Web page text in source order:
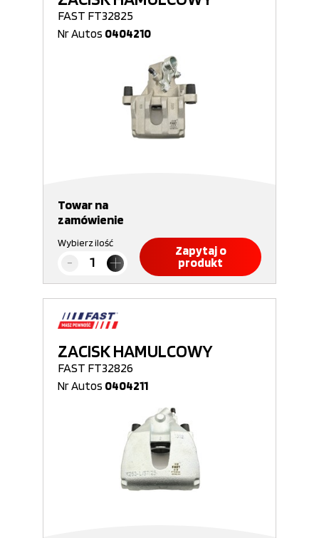
FAST FT32825
Nr Autos 0404210
Towar na
zamówienie
Wybierz ilość
Zapytaj o
produkt
ZACISK HAMULCOWY
FAST FT32826
Nr Autos 0404211